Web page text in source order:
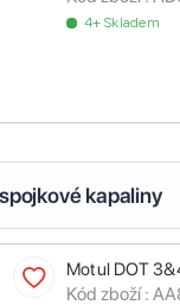
4+ Skladem
kapaliny
Motul DOT
Kód zboží :